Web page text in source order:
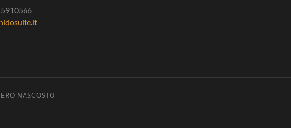
5910566
NASCOSTO